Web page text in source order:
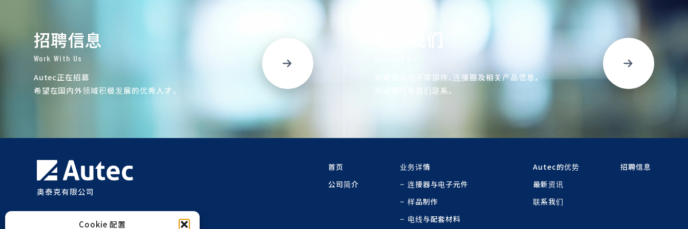
Cookie 配置
招聘信息
Work With Us
Autec正在招募
希望在国内外领域积极发展的优秀人才。
如需咨询电子零部件、连接器及相关产品信息，
欢迎随时与我们联系。
奥泰克有限公司
首页
公司简介
业务详情
连接器与电子元件
样品制作
电线与配套材料
Autec的优势
最新资讯
联系我们
招聘信息